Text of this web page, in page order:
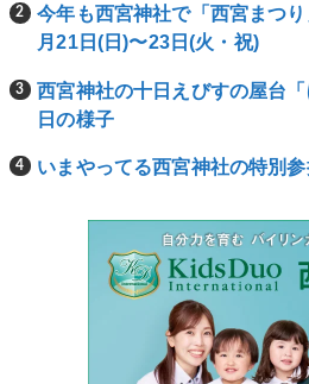
今年も西宮神社で「西宮まつ
月21日(日)〜23日(火・祝)
西宮神社の十日えびすの屋台
日の様子
いまやってる西宮神社の特別